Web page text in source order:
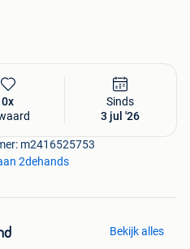
0x
Sinds
3 jul '26
m2416525753
2dehands
Bekijk alles